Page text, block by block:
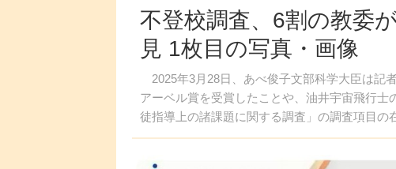
不登校調査、6割の教委
見 1枚目の写真・画像
2025年3月28日、あべ俊子文部科学大臣は記
アーベル賞を受賞したことや、油井宇宙飛行
徒指導上の諸課題に関する調査」の調査項目の